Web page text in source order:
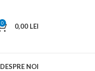
0 0,00 LEI
DESPRE NOI